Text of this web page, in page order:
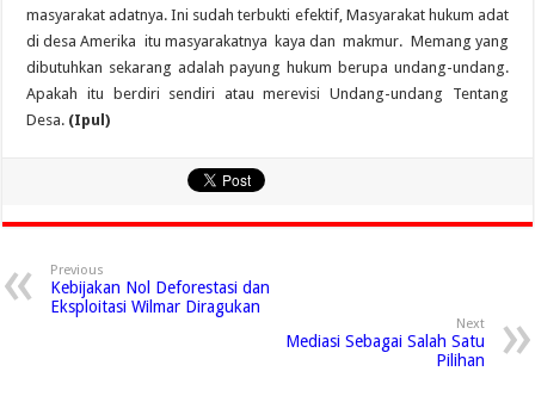
masyarakat adatnya. Ini sudah terbukti efektif, Masyarakat hukum adat
di desa Amerika itu masyarakatnya kaya dan makmur. Memang yang
dibutuhkan sekarang adalah payung hukum berupa undang-undang.
Apakah itu berdiri sendiri atau merevisi Undang-undang Tentang
Desa. (Ipul)
Previous
Kebijakan Nol Deforestasi dan
Eksploitasi Wilmar Diragukan
Next
Mediasi Sebagai Salah Satu
Pilihan